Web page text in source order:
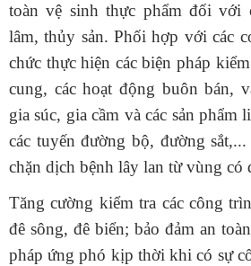
toàn vệ sinh thực phẩm đối với
lâm, thủy sản. Phối hợp với các
chức thực hiện các biện pháp
cung, các hoạt động buôn bán,
gia súc, gia cầm và các sản phẩm
các tuyến đường bộ, đường
chặn dịch bệnh lây lan từ vùng có
Tăng cường kiểm tra các công
đê sông, đê biển; bảo đảm an
pháp ứng phó kịp thời khi có sự